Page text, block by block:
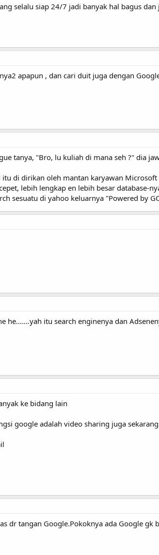
selalu siap 24/7 jadi banyak hal bagus
apapun , dan cari duit juga dengan
tanya, "Bro, lu kuliah di mana seh ?" dia
itu di dirikan oleh mantan karyawan
lebih lengkap en lebih besar database-
sesuatu di yahoo keluarnya "Powered by
he.......yah itu search enginenya dan
ke bidang lain
google adalah video sharing juga sekarang
dr tangan Google.Pokoknya ada Google gk